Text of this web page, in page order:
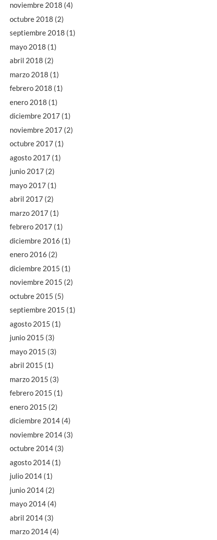
noviembre 2018 (4)
octubre 2018 (2)
septiembre 2018 (1)
mayo 2018 (1)
abril 2018 (2)
marzo 2018 (1)
febrero 2018 (1)
enero 2018 (1)
diciembre 2017 (1)
noviembre 2017 (2)
octubre 2017 (1)
agosto 2017 (1)
junio 2017 (2)
mayo 2017 (1)
abril 2017 (2)
marzo 2017 (1)
febrero 2017 (1)
diciembre 2016 (1)
enero 2016 (2)
diciembre 2015 (1)
noviembre 2015 (2)
octubre 2015 (5)
septiembre 2015 (1)
agosto 2015 (1)
junio 2015 (3)
mayo 2015 (3)
abril 2015 (1)
marzo 2015 (3)
febrero 2015 (1)
enero 2015 (2)
diciembre 2014 (4)
noviembre 2014 (3)
octubre 2014 (3)
agosto 2014 (1)
julio 2014 (1)
junio 2014 (2)
mayo 2014 (4)
abril 2014 (3)
marzo 2014 (4)